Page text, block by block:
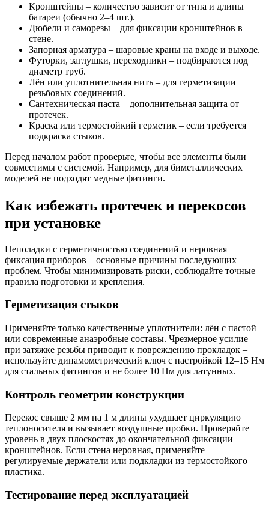
Кронштейны – количество зависит от типа и длины
батареи (обычно 2–4 шт.).
Дюбели и саморезы – для фиксации кронштейнов в
стене.
Запорная арматура – шаровые краны на входе и выходе.
Футорки, заглушки, переходники – подбираются под
диаметр труб.
Лён или уплотнительная нить – для герметизации
резьбовых соединений.
Сантехническая паста – дополнительная защита от
протечек.
Краска или термостойкий герметик – если требуется
подкраска стыков.
Перед началом работ проверьте, чтобы все элементы были
совместимы с системой. Например, для биметаллических
моделей не подходят медные фитинги.
Как избежать протечек и перекосов
при установке
Неполадки с герметичностью соединений и неровная
фиксация приборов – основные причины последующих
проблем. Чтобы минимизировать риски, соблюдайте точные
правила подготовки и крепления.
Герметизация стыков
Применяйте только качественные уплотнители: лён с пастой
или современные анаэробные составы. Чрезмерное усилие
при затяжке резьбы приводит к повреждению прокладок –
используйте динамометрический ключ с настройкой 12–15 Нм
для стальных фитингов и не более 10 Нм для латунных.
Контроль геометрии конструкции
Перекос свыше 2 мм на 1 м длины ухудшает циркуляцию
теплоносителя и вызывает воздушные пробки. Проверяйте
уровень в двух плоскостях до окончательной фиксации
кронштейнов. Если стена неровная, применяйте
регулируемые держатели или подкладки из термостойкого
пластика.
Тестирование перед эксплуатацией